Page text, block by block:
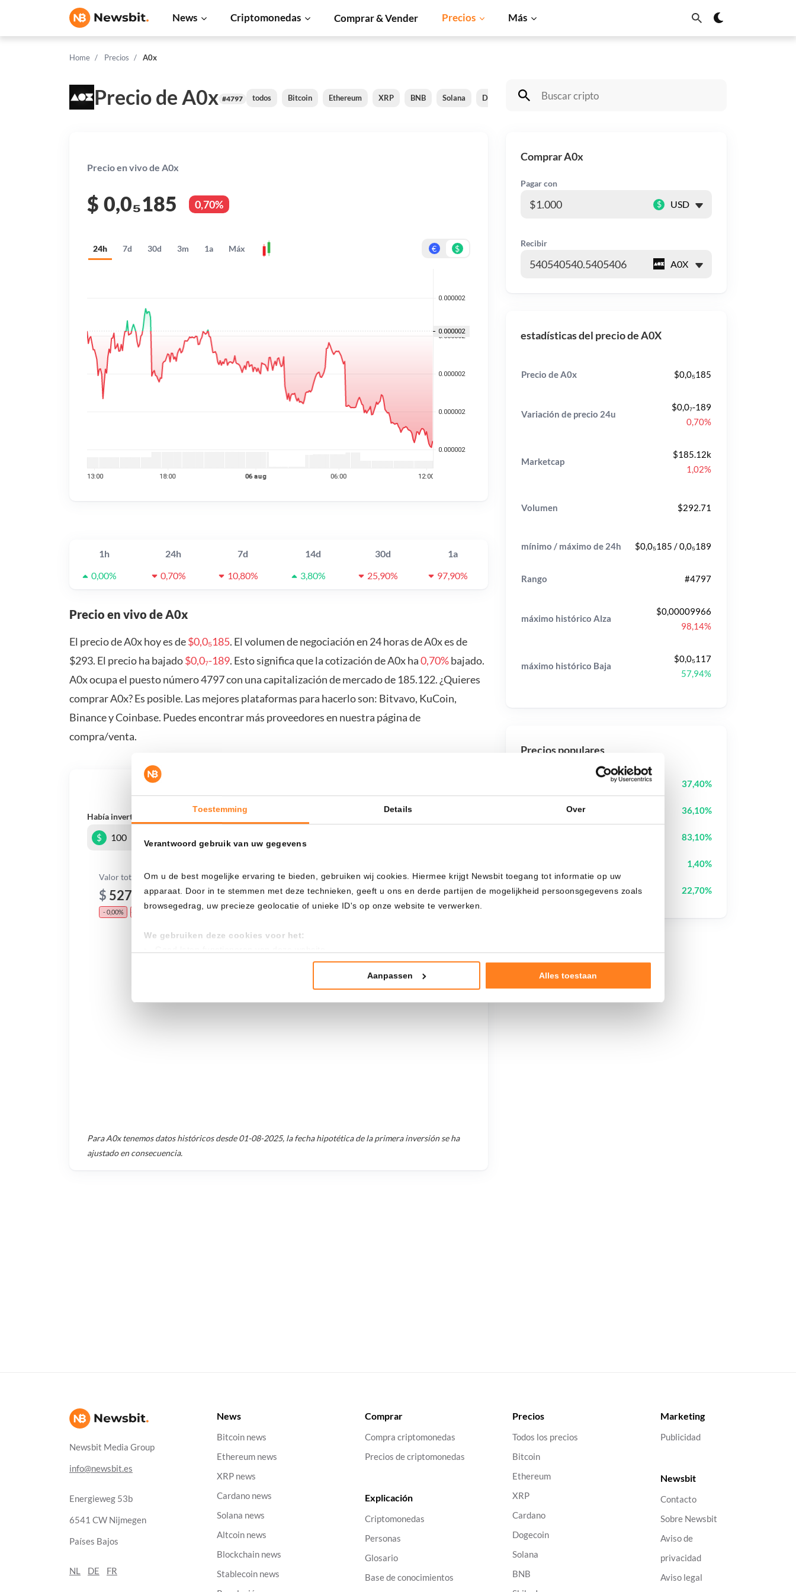
Toestemming Details Over
Verantwoord gebruik van uw gegevens
Om u de best mogelijke ervaring te bieden, gebruiken wij cookies. Hiermee krijgt Newsbit toegang tot informatie op uw
apparaat. Door in te stemmen met deze technieken, geeft u ons en derde partijen de mogelijkheid persoonsgegevens zoals
browsegedrag, uw precieze geolocatie of unieke ID's op onze website te verwerken.
We gebruiken deze cookies voor het:
Klik hieronder om ons toestemming te geven om deze technieken te gebruiken voor bovenstaande doelen of maak
Aanpassen Alles toestaan
News Criptomonedas Comprar & Vender Precios Más
Home Precios A0x
Precio de A0x #4797 todos Bitcoin Ethereum XRP BNB Solana Dogecoin Cardano Chainlink
Precio en vivo de A0x
$ 0,0₅185 0,70%
24h 7d 30d 3m 1a Máx € $
1h 24h 7d 14d 30d
1a
0,00%
0,70% 10,80% 3,80% 25,90% 97,90%
Precio en vivo de A0x
El precio de A0x hoy es de$0,0₅185. El volumen de negociación en 24 horas de A0x es de
$293. El precio ha bajado$0,0₇-189. Esto significa que la cotización de A0x ha0,70%bajado.
A0x ocupa el puesto número 4797 con una capitalización de mercado de 185.122. ¿Quieres
comprar A0x? Es posible. Las mejores plataformas para hacerlo son: Bitvavo, KuCoin,
Binance y Coinbase. Puedes encontrar más proveedores en nuestra página de
compra/venta.
¿Qué pasa si…?
Había invertido
$
Valor total
$ 527,93
- 0,00% - $ 772,07
Inversión total
$1.300,00
ParaA0xtenemos datos históricos desde01-08-2025, la fecha hipotética de la primera inversión se ha
ajustado en consecuencia.
Comprar A0x
Pagar con
$
Recibir
estadísticas del precio de A0X
Precio de A0x $0,0₅185
Variación de precio 24u
$0,0₇-189
0,70%
Marketcap
$185.12k
1,02%
Volumen $292.71
mínimo / máximo de 24h $0,0₅185 / 0,0₅189
Rango #4797
máximo histórico Alza
$0,00009966
98,14%
máximo histórico Baja
$0,0₅117
57,94%
Precios populares
CASHCAT 37,40%
OVERTAKE 36,10%
83,10%
1,40%
Bless BLESS 22,70%
Newsbit Media Group
info@newsbit.es
Energieweg 53b
6541 CW Nijmegen
Países Bajos
NL DE FR
News
Bitcoin news
Ethereum news
XRP news
Cardano news
Solana news
Altcoin news
Blockchain news
Stablecoin news
Comprar
Compra criptomonedas
Precios de criptomonedas
Explicación
Criptomonedas
Personas
Glosario
Base de conocimientos
Precios
Todos los precios
Bitcoin
Ethereum
XRP
Cardano
Dogecoin
Solana
BNB
Marketing
Publicidad
Newsbit
Contacto
Sobre Newsbit
Aviso de
privacidad
Aviso legal